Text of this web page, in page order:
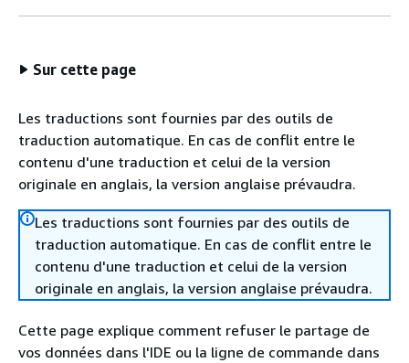
Sur cette page
Les traductions sont fournies par des outils de
traduction automatique. En cas de conflit entre le
contenu d'une traduction et celui de la version
originale en anglais, la version anglaise prévaudra.
Les traductions sont fournies par des outils de
traduction automatique. En cas de conflit entre le
contenu d'une traduction et celui de la version
originale en anglais, la version anglaise prévaudra.
Cette page explique comment refuser le partage de
vos données dans l'IDE ou la ligne de commande dans